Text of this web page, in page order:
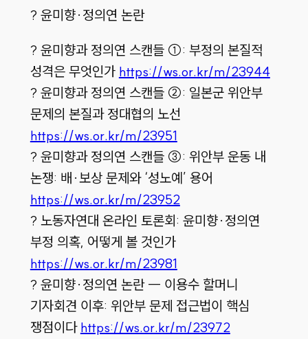
? 윤미향·정의연 논란
? 윤미향과 정의연 스캔들 ①: 부정의 본질적
성격은 무엇인가 https://ws.or.kr/m/23944
? 윤미향과 정의연 스캔들 ②: 일본군 위안부
문제의 본질과 정대협의 노선
https://ws.or.kr/m/23951
? 윤미향과 정의연 스캔들 ③: 위안부 운동 내
논쟁: 배·보상 문제와 ‘성노예’ 용어
https://ws.or.kr/m/23952
? 노동자연대 온라인 토론회: 윤미향·정의연
부정 의혹, 어떻게 볼 것인가
https://ws.or.kr/m/23981
? 윤미향·정의연 논란 ― 이용수 할머니
기자회견 이후: 위안부 문제 접근법이 핵심
쟁점이다 https://ws.or.kr/m/23972